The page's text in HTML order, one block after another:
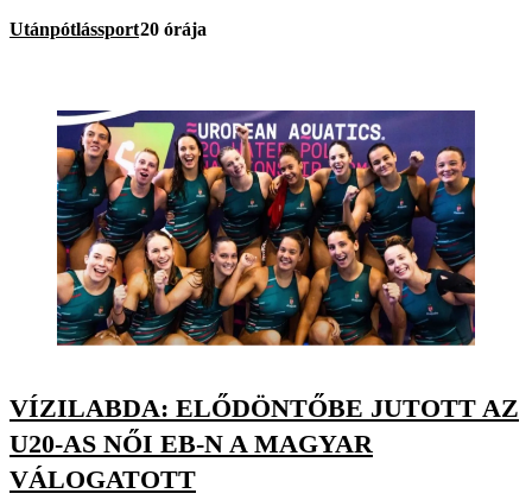
Utánpótlássport20 órája
VÍZILABDA: ELŐDÖNTŐBE JUTOTT AZ
U20-AS NŐI EB-N A MAGYAR
VÁLOGATOTT